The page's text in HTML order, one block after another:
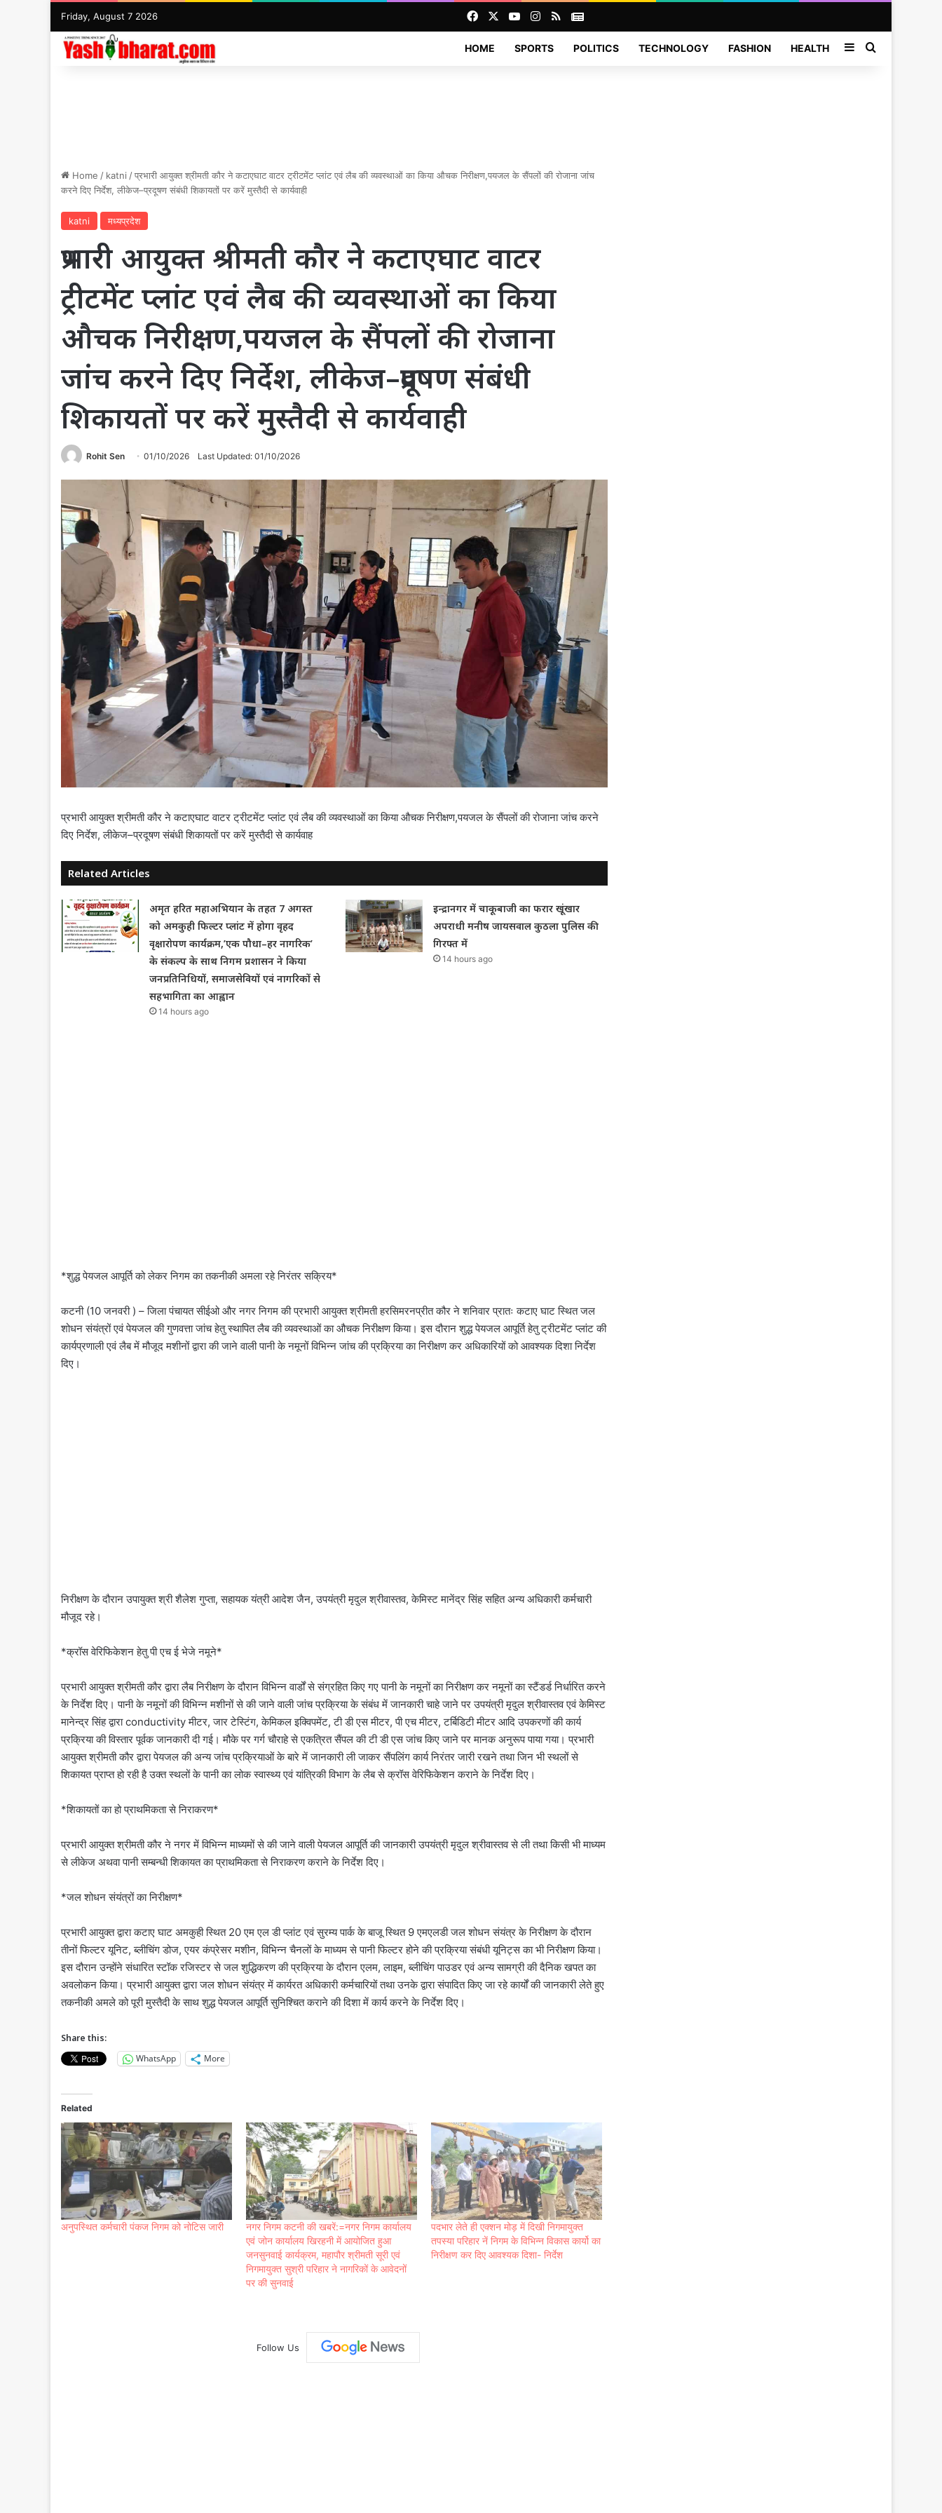
Friday, August 7 2026 FacebookYouTubeInstagram
RSSNews
HOME SPORTS POLITICS TECHNOLOGY FASHION HEALTH SidebarSearch for
Home / katni /प्रभारी आयुक्त श्रीमती कौर ने कटाएघाट वाटर ट्रीटमेंट प्लांट एवं लैब की व्यवस्थाओं का किया औचक निरीक्षण,पयजल के सैंपलों की रोजाना जांच
करने दिए निर्देश, लीकेज–प्रदूषण संबंधी शिकायतों पर करें मुस्तैदी से कार्यवाही
katni मध्यप्रदेश
प्रभारी आयुक्त श्रीमती कौर ने कटाएघाट वाटर
ट्रीटमेंट प्लांट एवं लैब की व्यवस्थाओं का किया
औचक निरीक्षण,पयजल के सैंपलों की रोजाना
जांच करने दिए निर्देश, लीकेज–प्रदूषण संबंधी
शिकायतों पर करें मुस्तैदी से कार्यवाही
Rohit Sen 01/10/2026 Last Updated: 01/10/2026
प्रभारी आयुक्त श्रीमती कौर ने कटाएघाट वाटर ट्रीटमेंट प्लांट एवं लैब की व्यवस्थाओं का किया औचक निरीक्षण,पयजल के सैंपलों की रोजाना जांच करने
दिए निर्देश, लीकेज–प्रदूषण संबंधी शिकायतों पर करें मुस्तैदी से कार्यवाह
Related Articles
अमृत हरित महाअभियान के तहत 7 अगस्त
को अमकुही फिल्टर प्लांट में होगा वृहद
वृक्षारोपण कार्यक्रम,’एक पौधा–हर नागरिक’
के संकल्प के साथ निगम प्रशासन ने किया
जनप्रतिनिधियों, समाजसेवियों एवं नागरिकों से
सहभागिता का आह्वान
14 hours ago
इन्द्रानगर में चाकूबाजी का फरार खूंखार
अपराधी मनीष जायसवाल कुठला पुलिस की
गिरफ्त में
14 hours ago
*शुद्ध पेयजल आपूर्ति को लेकर निगम का तकनीकी अमला रहे निरंतर सक्रिय*
कटनी (10 जनवरी ) – जिला पंचायत सीईओ और नगर निगम की प्रभारी आयुक्त श्रीमती हरसिमरनप्रीत कौर ने शनिवार प्रातः कटाए घाट स्थित जल
शोधन संयंत्रों एवं पेयजल की गुणवत्ता जांच हेतु स्थापित लैब की व्यवस्थाओं का औचक निरीक्षण किया। इस दौरान शुद्ध पेयजल आपूर्ति हेतु ट्रीटमेंट प्लांट की
कार्यप्रणाली एवं लैब में मौजूद मशीनों द्वारा की जाने वाली पानी के नमूनों विभिन्न जांच की प्रक्रिया का निरीक्षण कर अधिकारियों को आवश्यक दिशा निर्देश
दिए।
निरीक्षण के दौरान उपायुक्त श्री शैलेश गुप्ता, सहायक यंत्री आदेश जैन, उपयंत्री मृदुल श्रीवास्तव, केमिस्ट मानेंद्र सिंह सहित अन्य अधिकारी कर्मचारी
मौजूद रहे।
*क्रॉस वेरिफिकेशन हेतु पी एच ई भेजे नमूने*
प्रभारी आयुक्त श्रीमती कौर द्वारा लैब निरीक्षण के दौरान विभिन्न वार्डों से संग्रहित किए गए पानी के नमूनों का निरीक्षण कर नमूनों का स्टैंडर्ड निर्धारित करने
के निर्देश दिए। पानी के नमूनों की विभिन्न मशीनों से की जाने वाली जांच प्रक्रिया के संबंध में जानकारी चाहे जाने पर उपयंत्री मृदुल श्रीवास्तव एवं केमिस्ट
मानेन्द्र सिंह द्वारा conductivity मीटर, जार टेस्टिंग, केमिकल इक्विपमेंट, टी डी एस मीटर, पी एच मीटर, टर्बिडिटी मीटर आदि उपकरणों की कार्य
प्रक्रिया की विस्तार पूर्वक जानकारी दी गई। मौके पर गर्ग चौराहे से एकत्रित सैंपल की टी डी एस जांच किए जाने पर मानक अनुरूप पाया गया। प्रभारी
आयुक्त श्रीमती कौर द्वारा पेयजल की अन्य जांच प्रक्रियाओं के बारे में जानकारी ली जाकर सैंपलिंग कार्य निरंतर जारी रखने तथा जिन भी स्थलों से
शिकायत प्राप्त हो रही है उक्त स्थलों के पानी का लोक स्वास्थ्य एवं यांत्रिकी विभाग के लैब से क्रॉस वेरिफिकेशन कराने के निर्देश दिए।
*शिकायतों का हो प्राथमिकता से निराकरण*
प्रभारी आयुक्त श्रीमती कौर ने नगर में विभिन्न माध्यमों से की जाने वाली पेयजल आपूर्ति की जानकारी उपयंत्री मृदुल श्रीवास्तव से ली तथा किसी भी माध्यम
से लीकेज अथवा पानी सम्बन्धी शिकायत का प्राथमिकता से निराकरण कराने के निर्देश दिए।
*जल शोधन संयंत्रों का निरीक्षण*
प्रभारी आयुक्त द्वारा कटाए घाट अमकुही स्थित 20 एम एल डी प्लांट एवं सुरम्य पार्क के बाजू स्थित 9 एमएलडी जल शोधन संयंत्र के निरीक्षण के दौरान
तीनों फिल्टर यूनिट, ब्लीचिंग डोज, एयर कंप्रेसर मशीन, विभिन्न चैनलों के माध्यम से पानी फिल्टर होने की प्रक्रिया संबंधी यूनिट्स का भी निरीक्षण किया।
इस दौरान उन्होंने संधारित स्टॉक रजिस्टर से जल शुद्धिकरण की प्रक्रिया के दौरान एलम, लाइम, ब्लीचिंग पाउडर एवं अन्य सामग्री की दैनिक खपत का
अवलोकन किया। प्रभारी आयुक्त द्वारा जल शोधन संयंत्र में कार्यरत अधिकारी कर्मचारियों तथा उनके द्वारा संपादित किए जा रहे कार्यों की जानकारी लेते हुए
तकनीकी अमले को पूरी मुस्तैदी के साथ शुद्ध पेयजल आपूर्ति सुनिश्चित कराने की दिशा में कार्य करने के निर्देश दिए।
Share this:
WhatsApp
More
Related
अनुपस्थित कर्मचारी पंकज निगम को नोटिस जारी
नगर निगम कटनी की खबरें:=नगर निगम कार्यालय
एवं जोन कार्यालय खिरहनी में आयोजित हुआ
जनसुनवाई कार्यक्रम, महापौर श्रीमती सूरी एवं
निगमायुक्त सुश्री परिहार ने नागरिकों के आवेदनों
पर की सुनवाई
पदभार लेते ही एक्शन मोड़ में दिखी निगमायुक्त
तपस्या परिहार नें निगम के विभिन्न विकास कार्यो का
निरीक्षण कर दिए आवश्यक दिशा- निर्देश
Follow Us